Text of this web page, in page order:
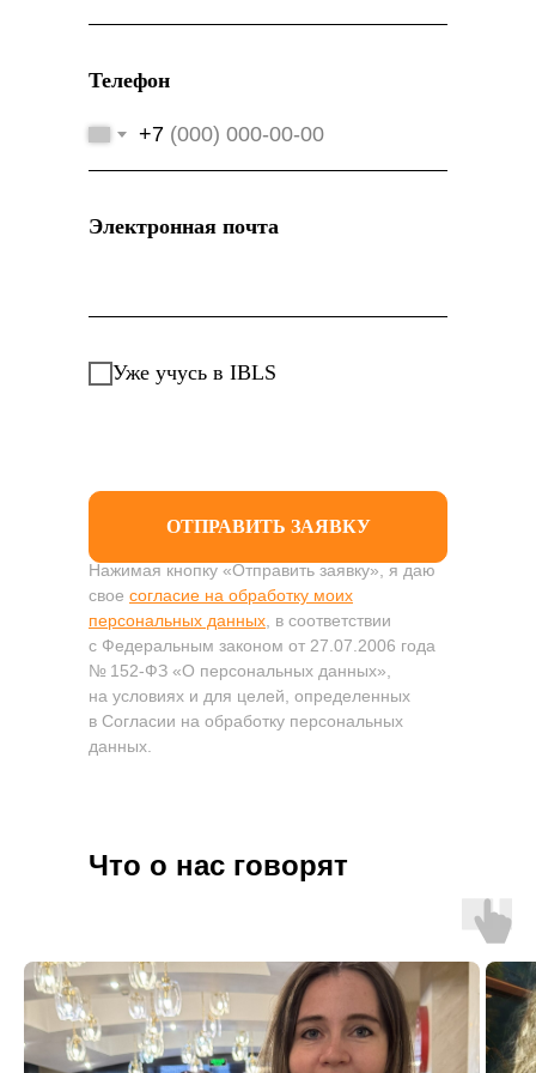
Телефон
+7
Электронная почта
Уже учусь в IBLS
ОТПРАВИТЬ ЗАЯВКУ
Нажимая кнопку «Отправить заявку», я даю
свое согласие на обработку моих
персональных данных , в соответствии
с Федеральным законом от 27.07.2006 года
№ 152-ФЗ «О персональных данных»,
на условиях и для целей, определенных
в Согласии на обработку персональных
данных.
Что о нас говорят